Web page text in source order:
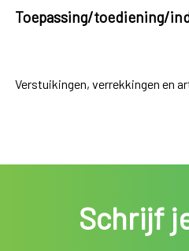
Toepassing/toediening/
Verstuikingen, verrekkingen en
Schrijf